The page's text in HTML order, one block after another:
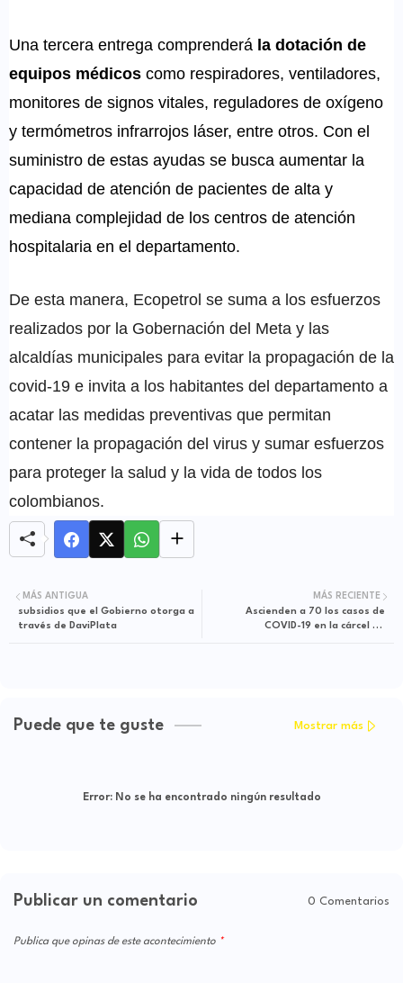
Una tercera entrega comprenderá la dotación de
equipos médicos como respiradores, ventiladores,
monitores de signos vitales, reguladores de oxígeno
y termómetros infrarrojos láser, entre otros. Con el
suministro de estas ayudas se busca aumentar la
capacidad de atención de pacientes de alta y
mediana complejidad de los centros de atención
hospitalaria en el departamento.
De esta manera, Ecopetrol se suma a los esfuerzos
realizados por la Gobernación del Meta y las
alcaldías municipales para evitar la propagación de la
covid-19 e invita a los habitantes del departamento a
acatar las medidas preventivas que permitan
contener la propagación del virus y sumar esfuerzos
para proteger la salud y la vida de todos los
colombianos.
MÁS RECIENTE
Ascienden a 70 los casos de
COVID-19 en la cárcel de
MÁS ANTIGUA
subsidios que el Gobierno otorga a
través de DaviPlata
Puede que te guste Mostrar más
Error:No se ha encontrado ningún resultado
Publicar un comentario 0 Comentarios
Publica que opinas de este acontecimiento